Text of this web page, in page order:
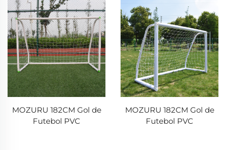
MOZURU 182CM Gol de
Futebol PVC
MOZURU 182CM Gol de
Futebol PVC